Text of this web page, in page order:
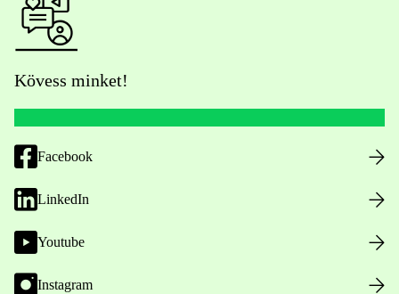
Kövess minket!
Facebook
LinkedIn
Youtube
Instagram